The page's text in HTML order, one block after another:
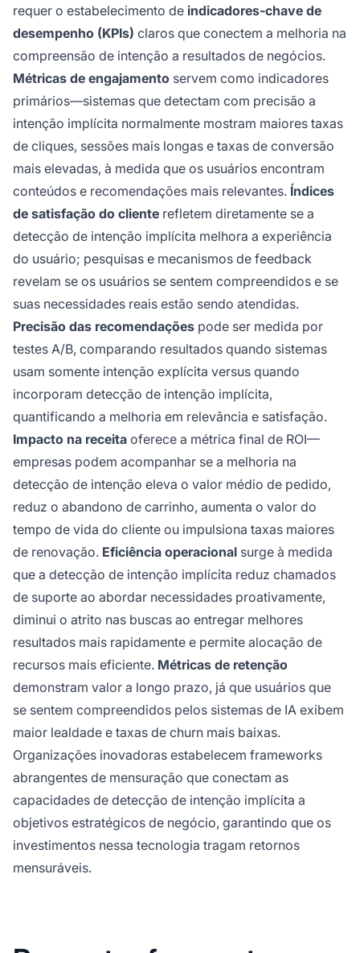
requer o estabelecimento de indicadores-chave de
desempenho (KPIs) claros que conectem a melhoria na
compreensão de intenção a resultados de negócios.
Métricas de engajamento servem como indicadores
primários—sistemas que detectam com precisão a
intenção implícita normalmente mostram maiores taxas
de cliques, sessões mais longas e taxas de conversão
mais elevadas, à medida que os usuários encontram
conteúdos e recomendações mais relevantes. Índices
de satisfação do cliente refletem diretamente se a
detecção de intenção implícita melhora a experiência
do usuário; pesquisas e mecanismos de feedback
revelam se os usuários se sentem compreendidos e se
suas necessidades reais estão sendo atendidas.
Precisão das recomendações pode ser medida por
testes A/B, comparando resultados quando sistemas
usam somente intenção explícita versus quando
incorporam detecção de intenção implícita,
quantificando a melhoria em relevância e satisfação.
Impacto na receita oferece a métrica final de ROI—
empresas podem acompanhar se a melhoria na
detecção de intenção eleva o valor médio de pedido,
reduz o abandono de carrinho, aumenta o valor do
tempo de vida do cliente ou impulsiona taxas maiores
de renovação. Eficiência operacional surge à medida
que a detecção de intenção implícita reduz chamados
de suporte ao abordar necessidades proativamente,
diminui o atrito nas buscas ao entregar melhores
resultados mais rapidamente e permite alocação de
recursos mais eficiente. Métricas de retenção
demonstram valor a longo prazo, já que usuários que
se sentem compreendidos pelos sistemas de IA exibem
maior lealdade e taxas de churn mais baixas.
Organizações inovadoras estabelecem frameworks
abrangentes de mensuração que conectam as
capacidades de detecção de intenção implícita a
objetivos estratégicos de negócio, garantindo que os
investimentos nessa tecnologia tragam retornos
mensuráveis.